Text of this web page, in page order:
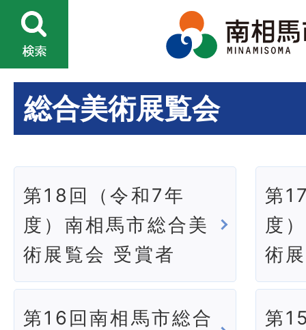
総合美術展覧会
第18回（令和7年
度）南相馬市総合美
術展覧会 受賞者
第
度
術
第16回南相馬市総合
第